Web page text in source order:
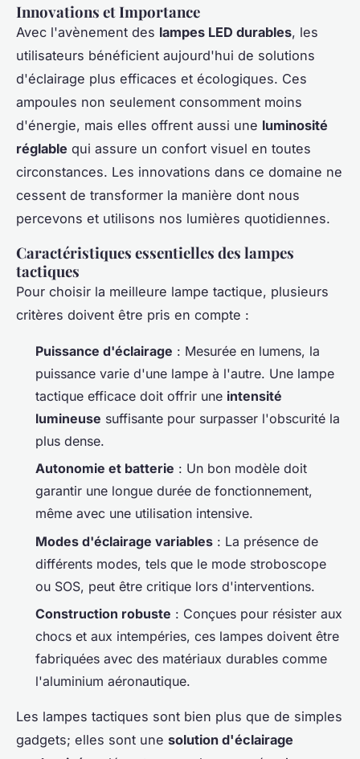
Innovations et Importance
Avec l'avènement des lampes LED durables, les
utilisateurs bénéficient aujourd'hui de solutions
d'éclairage plus efficaces et écologiques. Ces
ampoules non seulement consomment moins
d'énergie, mais elles offrent aussi une luminosité
réglable qui assure un confort visuel en toutes
circonstances. Les innovations dans ce domaine ne
cessent de transformer la manière dont nous
percevons et utilisons nos lumières quotidiennes.
Caractéristiques essentielles des lampes
tactiques
Pour choisir la meilleure lampe tactique, plusieurs
critères doivent être pris en compte :
Puissance d'éclairage : Mesurée en lumens, la
puissance varie d'une lampe à l'autre. Une lampe
tactique efficace doit offrir une intensité
lumineuse suffisante pour surpasser l'obscurité la
plus dense.
Autonomie et batterie : Un bon modèle doit
garantir une longue durée de fonctionnement,
même avec une utilisation intensive.
Modes d'éclairage variables : La présence de
différents modes, tels que le mode stroboscope
ou SOS, peut être critique lors d'interventions.
Construction robuste : Conçues pour résister aux
chocs et aux intempéries, ces lampes doivent être
fabriquées avec des matériaux durables comme
l'aluminium aéronautique.
Les lampes tactiques sont bien plus que de simples
gadgets; elles sont une solution d'éclairage